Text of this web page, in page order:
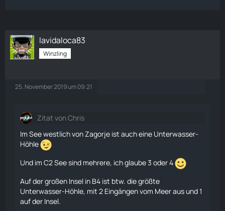
lavidaloca83
Winzling
25. November 2019 um 09:21
Zitat von Chris
Im See westlich von Zagorje ist auch eine Unterwasser-
Höhle
Und im C2 See sind mehrere, ich glaube 3 oder 4
Auf der großen Insel in B4 ist btw. die größte
Unterwasser-Höhle, mit 2 Eingängen vom Meer aus und 1
auf der Insel.